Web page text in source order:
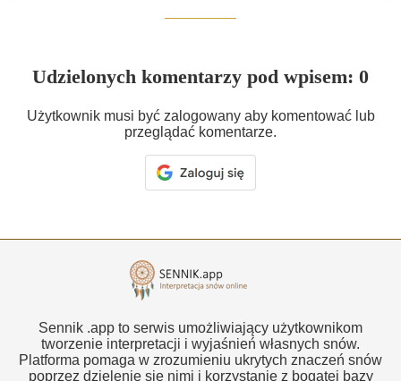
Udzielonych komentarzy pod wpisem: 0
Użytkownik musi być zalogowany aby komentować lub
przeglądać komentarze.
Sennik .app to serwis umożliwiający użytkownikom
tworzenie interpretacji i wyjaśnień własnych snów.
Platforma pomaga w zrozumieniu ukrytych znaczeń snów
poprzez dzielenie się nimi i korzystanie z bogatej bazy